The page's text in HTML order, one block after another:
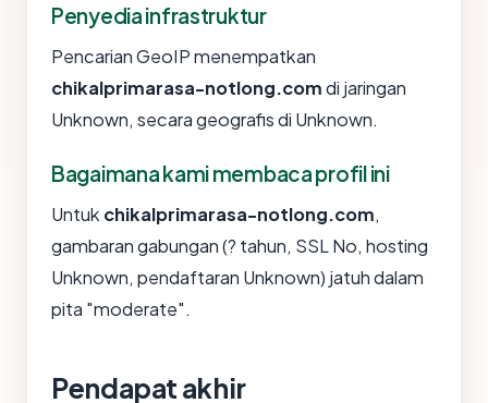
Penyedia infrastruktur
Pencarian GeoIP menempatkan
chikalprimarasa-notlong.comdi jaringan
Unknown, secara geografis di Unknown.
Bagaimana kami membaca profil ini
Untuk chikalprimarasa-notlong.com,
gambaran gabungan (? tahun, SSL No, hosting
Unknown, pendaftaran Unknown) jatuh dalam
pita "moderate".
Pendapat akhir